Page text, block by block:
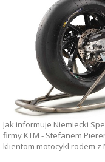
Jak informuje Niemiecki
firmy KTM - Stefanem
klientom motocykl rodem z